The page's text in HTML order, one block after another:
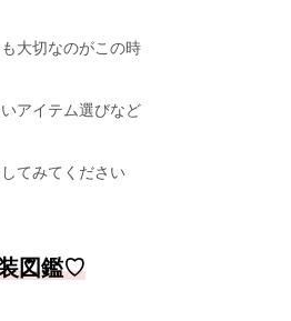
大切なのがこの時
アイテム選びなど
てみてください
図鑑♡